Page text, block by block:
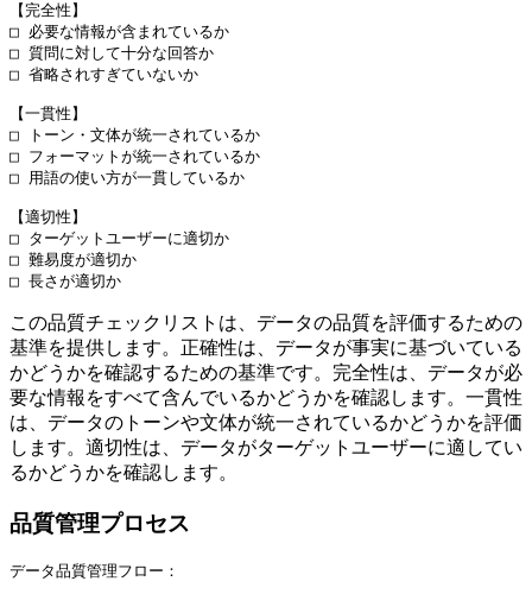
【完全性】
□ 必要な情報が含まれているか
□ 質問に対して十分な回答か
□ 省略されすぎていないか
【一貫性】
□ トーン・文体が統一されているか
□ フォーマットが統一されているか
□ 用語の使い方が一貫しているか
【適切性】
□ ターゲットユーザーに適切か
□ 難易度が適切か
この品質チェックリストは、データの品質を評価するための
基準を提供します。正確性は、データが事実に基づいている
かどうかを確認するための基準です。完全性は、データが必
要な情報をすべて含んでいるかどうかを確認します。一貫性
は、データのトーンや文体が統一されているかどうかを評価
します。適切性は、データがターゲットユーザーに適してい
るかどうかを確認します。
品質管理プロセス
データ品質管理フロー：